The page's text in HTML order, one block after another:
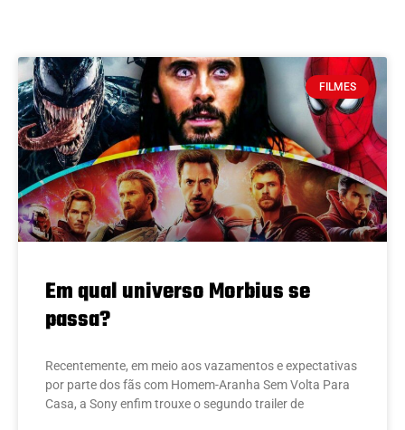
FILMES
Em qual universo Morbius se
passa?
Recentemente, em meio aos vazamentos e expectativas
por parte dos fãs com Homem-Aranha Sem Volta Para
Casa, a Sony enfim trouxe o segundo trailer de